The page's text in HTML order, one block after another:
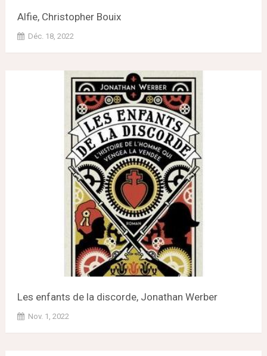
Alfie, Christopher Bouix
Déc. 18, 2022
Les enfants de la discorde, Jonathan Werber
Nov. 1, 2022